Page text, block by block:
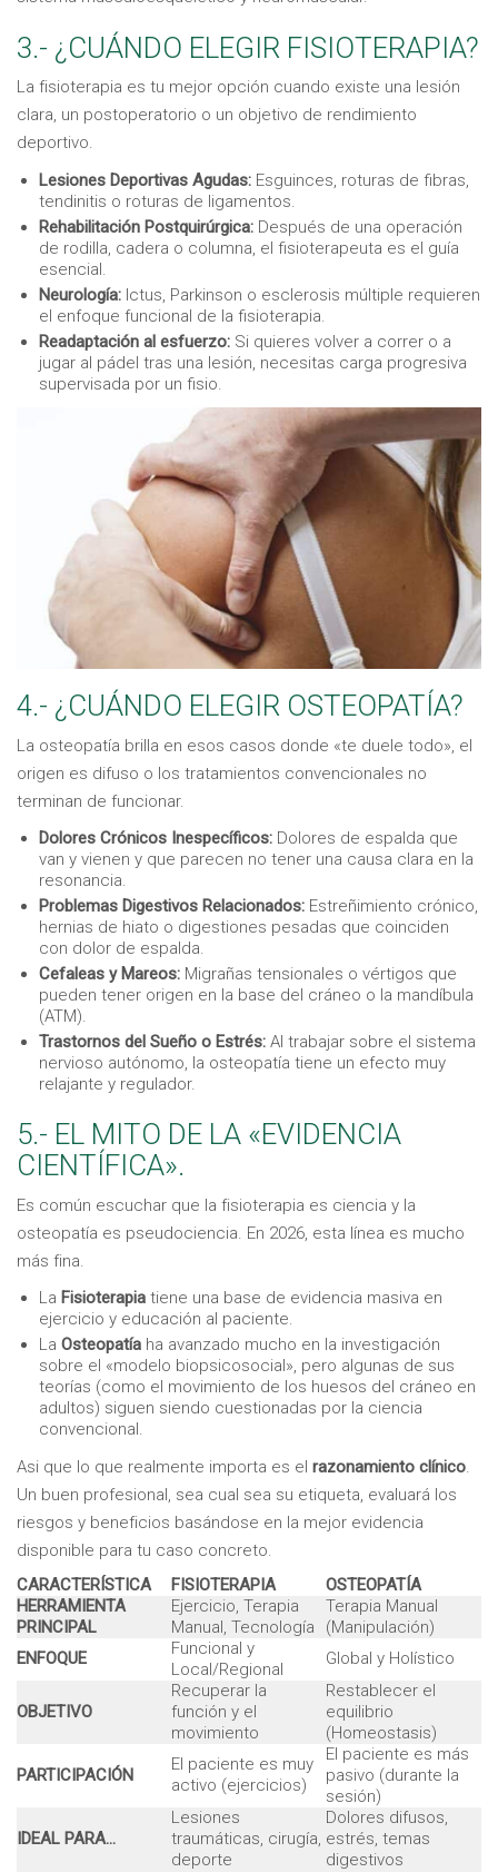
3.- ¿CUÁNDO ELEGIR FISIOTERAPIA?
La fisioterapia es tu mejor opción cuando existe una lesión
clara, un postoperatorio o un objetivo de rendimiento
deportivo.
Lesiones Deportivas Agudas: Esguinces, roturas de fibras,
tendinitis o roturas de ligamentos.
Rehabilitación Postquirúrgica: Después de una operación
de rodilla, cadera o columna, el fisioterapeuta es el guía
esencial.
Neurología: Ictus, Parkinson o esclerosis múltiple requieren
el enfoque funcional de la fisioterapia.
Readaptación al esfuerzo: Si quieres volver a correr o a
jugar al pádel tras una lesión, necesitas carga progresiva
supervisada por un fisio.
4.- ¿CUÁNDO ELEGIR OSTEOPATÍA?
La osteopatía brilla en esos casos donde «te duele todo», el
origen es difuso o los tratamientos convencionales no
terminan de funcionar.
Dolores Crónicos Inespecíficos: Dolores de espalda que
van y vienen y que parecen no tener una causa clara en la
resonancia.
Problemas Digestivos Relacionados: Estreñimiento crónico,
hernias de hiato o digestiones pesadas que coinciden
con dolor de espalda.
Cefaleas y Mareos: Migrañas tensionales o vértigos que
pueden tener origen en la base del cráneo o la mandíbula
(ATM).
Trastornos del Sueño o Estrés: Al trabajar sobre el sistema
nervioso autónomo, la osteopatía tiene un efecto muy
relajante y regulador.
5.- EL MITO DE LA «EVIDENCIA
CIENTÍFICA».
Es común escuchar que la fisioterapia es ciencia y la
osteopatía es pseudociencia. En 2026, esta línea es mucho
más fina.
La Fisioterapia tiene una base de evidencia masiva en
ejercicio y educación al paciente.
La Osteopatía ha avanzado mucho en la investigación
sobre el «modelo biopsicosocial», pero algunas de sus
teorías (como el movimiento de los huesos del cráneo en
adultos) siguen siendo cuestionadas por la ciencia
convencional.
Asi que lo que realmente importa es el razonamiento clínico.
Un buen profesional, sea cual sea su etiqueta, evaluará los
riesgos y beneficios basándose en la mejor evidencia
disponible para tu caso concreto.
CARACTERÍSTICA
FISIOTERAPIA
OSTEOPATÍA
HERRAMIENTA
PRINCIPAL
Ejercicio, Terapia
Manual, Tecnología
Terapia Manual
(Manipulación)
ENFOQUE
Funcional y
Local/Regional
Global y Holístico
OBJETIVO
Recuperar la
función y el
movimiento
Restablecer el
equilibrio
(Homeostasis)
PARTICIPACIÓN
El paciente es muy
activo (ejercicios)
El paciente es más
pasivo (durante la
sesión)
IDEAL PARA…
Lesiones
traumáticas, cirugía,
deporte
Dolores difusos,
estrés, temas
digestivos